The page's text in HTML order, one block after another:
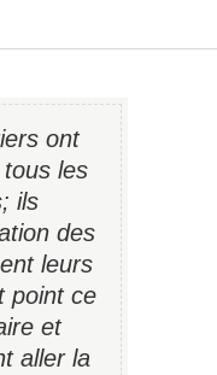
ont
les
ils
des
leurs
point ce
et
aller la